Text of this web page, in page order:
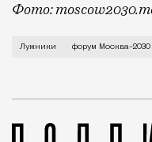
Фото:
Помните, как
Лужники форум Москва-2030